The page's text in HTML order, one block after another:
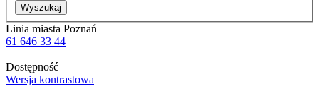
Wyszukaj
Linia miasta Poznań
61 646 33 44
Dostępność
Wersja kontrastowa